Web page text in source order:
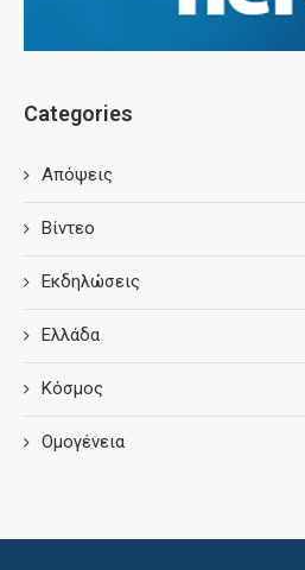
Categories
Απόψεις
Βίντεο
Εκδηλώσεις
Ελλάδα
Κόσμος
Ομογένεια